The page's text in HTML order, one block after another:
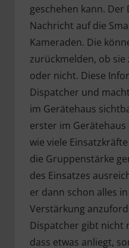
geschehen kann.
Nachricht auf die
Kameraden. Die
zurückmelden, ob
oder nicht. Diese
Dispatcher und
im Gerätehaus
erster im
wie viele
die Gruppenstärke
des Einsatzes
er dann schon alles
Verstärkung
Dispatcher gibt nicht
dass etwas anliegt,